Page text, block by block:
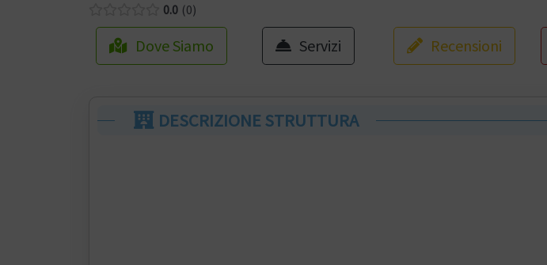
0.0 0
Dove Siamo Servizi Recensioni
DESCRIZIONE STRUTTURA